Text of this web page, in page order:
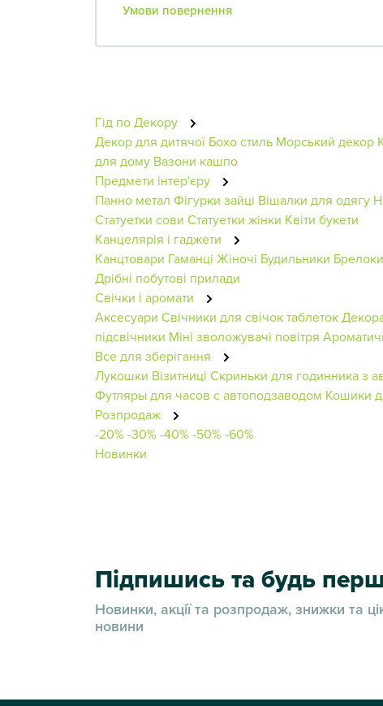
Умови повернення
Гід по Декору
Декор для дитячої Бохо стиль Морський декор
для дому Вазони кашпо
Предмети інтер'єру
Панно метал Фігурки зайці Вішалки для одягу
Статуетки сови Статуетки жінки Квіти букети
Канцелярія і гаджети
Канцтовари Гаманці Жіночі Будильники
Дрібні побутові прилади
Свічки і аромати
Аксесуари Свічники для свічок таблеток
підсвічники Міні зволожувачі повітря
Все для зберігання
Лукошки Візитниці Скриньки для годинника з
Футляры для часов с автоподзаводом Кошики
Розпродаж
-20%-30%-40%-50%-60%
Новинки
Підпишись та будь
Новинки, акції та розпродаж, знижки та
новини